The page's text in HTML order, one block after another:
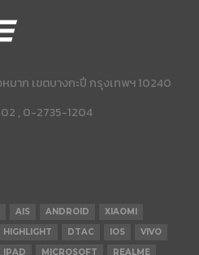
หมาก เขตบางกะปี กรุงเทพฯ 10240
, 0-2735-1204
AIS ANDROID
XIAOMI
HIGHLIGHT DTAC IOS
VIVO
IPAD MICROSOFT REALME